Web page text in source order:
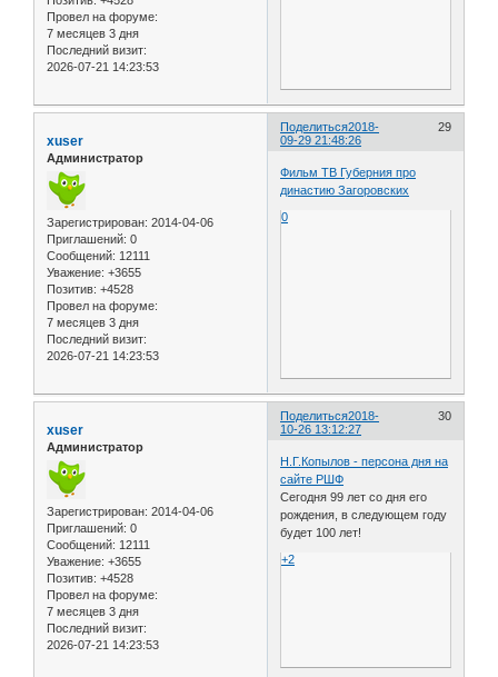
Провел на форуме:
7 месяцев 3 дня
Последний визит:
2026-07-21 14:23:53
Поделиться 29
2018-
09-29 21:48:26
xuser
Администратор
Зарегистрирован: 2014-04-06
Приглашений: 0
Сообщений: 12111
Уважение: +3655
Позитив: +4528
Провел на форуме:
7 месяцев 3 дня
Последний визит:
2026-07-21 14:23:53
Фильм ТВ Губерния про
династию Загоровских
0
Поделиться 30
2018-
10-26 13:12:27
xuser
Администратор
Зарегистрирован: 2014-04-06
Приглашений: 0
Сообщений: 12111
Уважение: +3655
Позитив: +4528
Провел на форуме:
7 месяцев 3 дня
Последний визит:
2026-07-21 14:23:53
Н.Г.Копылов - персона дня на
сайте РШФ
Сегодня 99 лет со дня его
рождения, в следующем году
будет 100 лет!
+2